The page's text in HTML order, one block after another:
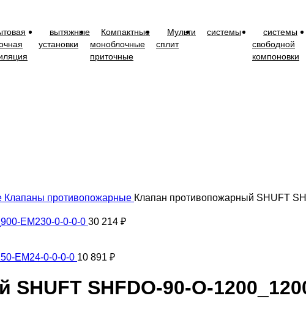
вытяжные
установки
Компактные
моноблочные
приточные
Мульти
сплит
системы
системы
свободной
компоновки
Клапаны противопожарные Клапан противопожарный SHUFT
EM230-0-0-0-0 30 214 ₽
EM24-0-0-0-0 10 891 ₽
SHFDO-90-O-